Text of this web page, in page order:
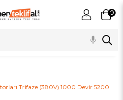
0
Trifaze (380V) 1000 Devir 5200